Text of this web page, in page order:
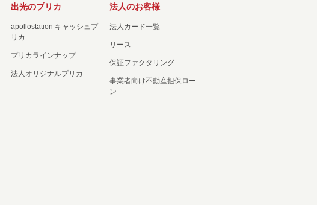
出光のプリカ
apollostation キャッシュプ
リカ
プリカラインナップ
法人オリジナルプリカ
法人のお客様
法人カード一覧
リース
保証ファクタリング
事業者向け不動産担保ロー
ン